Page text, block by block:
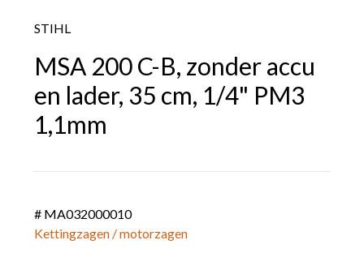
STIHL
MSA 200 C-B, zonder accu
en lader, 35 cm, 1/4" PM3
1,1mm
# MA032000010
Kettingzagen / motorzagen